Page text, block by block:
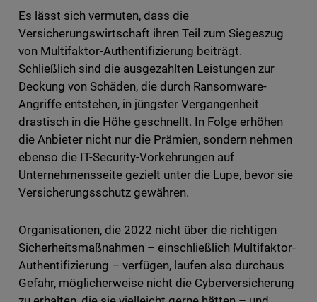
Es lässt sich vermuten, dass die
Versicherungswirtschaft ihren Teil zum Siegeszug
von Multifaktor-Authentifizierung beiträgt.
Schließlich sind die ausgezahlten Leistungen zur
Deckung von Schäden, die durch Ransomware-
Angriffe entstehen, in jüngster Vergangenheit
drastisch in die Höhe geschnellt. In Folge erhöhen
die Anbieter nicht nur die Prämien, sondern nehmen
ebenso die IT-Security-Vorkehrungen auf
Unternehmensseite gezielt unter die Lupe, bevor sie
Versicherungsschutz gewähren.
Organisationen, die 2022 nicht über die richtigen
Sicherheitsmaßnahmen – einschließlich Multifaktor-
Authentifizierung – verfügen, laufen also durchaus
Gefahr, möglicherweise nicht die Cyberversicherung